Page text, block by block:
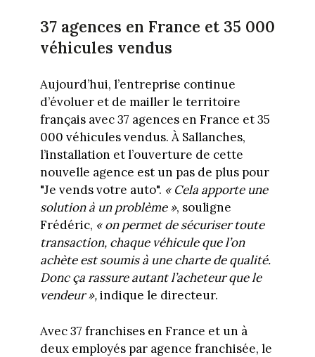
37 agences en France et 35 000
véhicules vendus
Aujourd’hui, l’entreprise continue
d’évoluer et de mailler le territoire
français avec 37 agences en France et 35
000 véhicules vendus. À Sallanches,
l’installation et l’ouverture de cette
nouvelle agence est un pas de plus pour
"Je vends votre auto". « Cela apporte une
solution à un problème », souligne
Frédéric, « on permet de sécuriser toute
transaction, chaque véhicule que l’on
achète est soumis à une charte de qualité.
Donc ça rassure autant l’acheteur que le
vendeur »,indique le directeur.
Avec 37 franchises en France et un à
deux employés par agence franchisée, le